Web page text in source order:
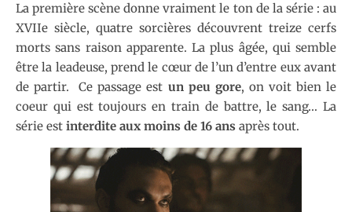
La première scène donne vraiment le ton de la série : au
XVIIe siècle, quatre sorcières découvrent treize cerfs
morts sans raison apparente. La plus âgée, qui semble
être la leadeuse, prend le cœur de l’un d’entre eux avant
de partir. Ce passage est un peu gore, on voit bien le
coeur qui est toujours en train de battre, le sang… La
série est interdite aux moins de 16 ans après tout.